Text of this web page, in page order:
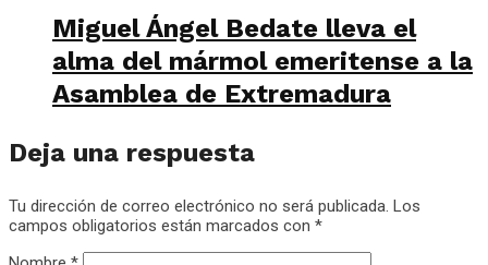
Miguel Ángel Bedate lleva el
alma del mármol emeritense a la
Asamblea de Extremadura
Deja una respuesta
Tu dirección de correo electrónico no será publicada. Los
campos obligatorios están marcados con *